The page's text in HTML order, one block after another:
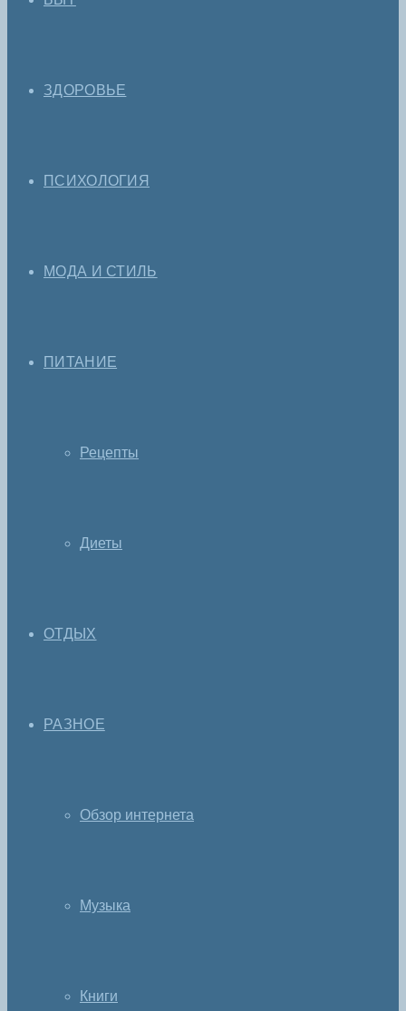
ЗДОРОВЬЕ
ПСИХОЛОГИЯ
МОДА И СТИЛЬ
ПИТАНИЕ
Рецепты
Диеты
ОТДЫХ
РАЗНОЕ
Обзор интернета
Музыка
Книги